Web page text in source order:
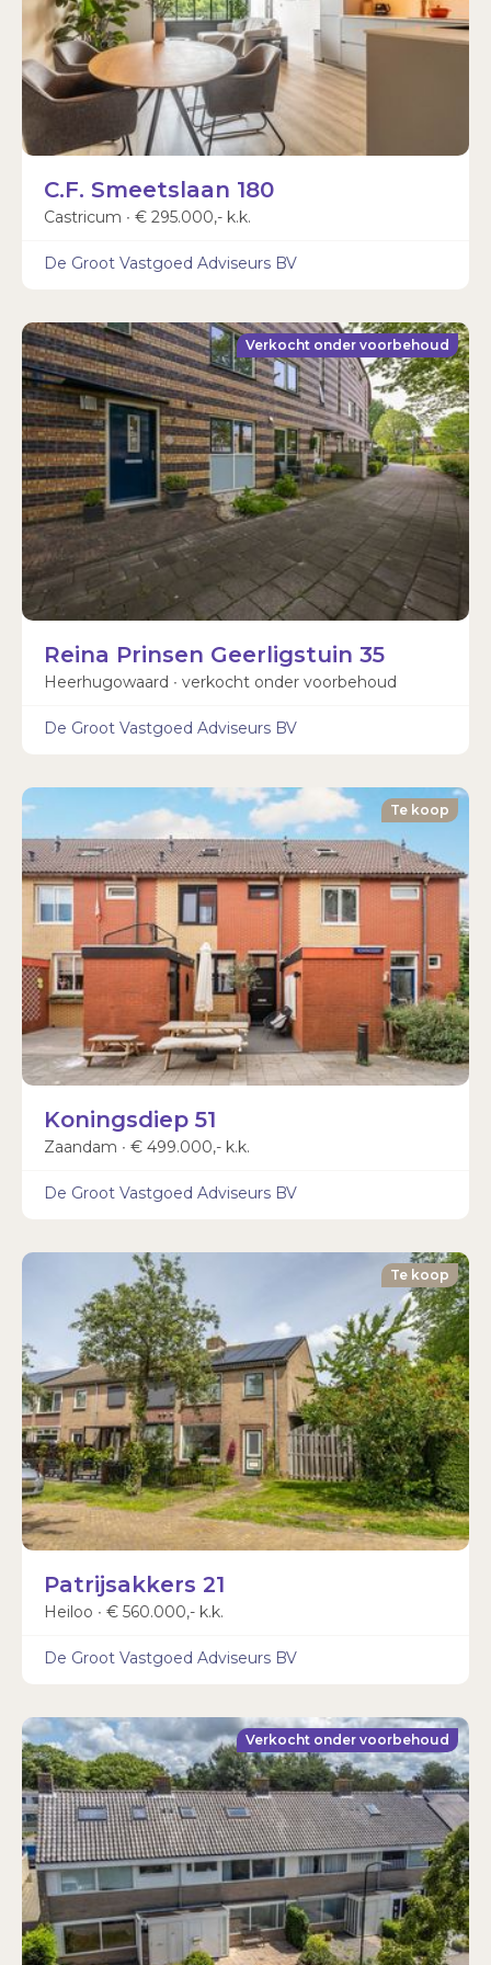
Wachtwoord vergeten?
C.F. Smeetslaan 180
Castricum ∙ € 295.000,- k.k.
De Groot Vastgoed Adviseurs BV
Verkocht onder voorbehoud
Reina Prinsen Geerligstuin 35
Heerhugowaard ∙ verkocht onder voorbehoud
De Groot Vastgoed Adviseurs BV
Te koop
Koningsdiep 51
Zaandam ∙ € 499.000,- k.k.
De Groot Vastgoed Adviseurs BV
Te koop
Patrijsakkers 21
Heiloo ∙ € 560.000,- k.k.
De Groot Vastgoed Adviseurs BV
Verkocht onder voorbehoud